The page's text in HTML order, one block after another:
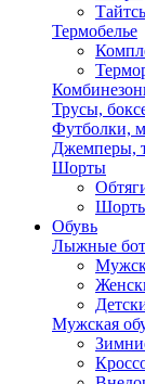
Термобелье
Трусы,
Футболки,
Джемперы,
Шорты
Обувь
Лыжные
Мужская